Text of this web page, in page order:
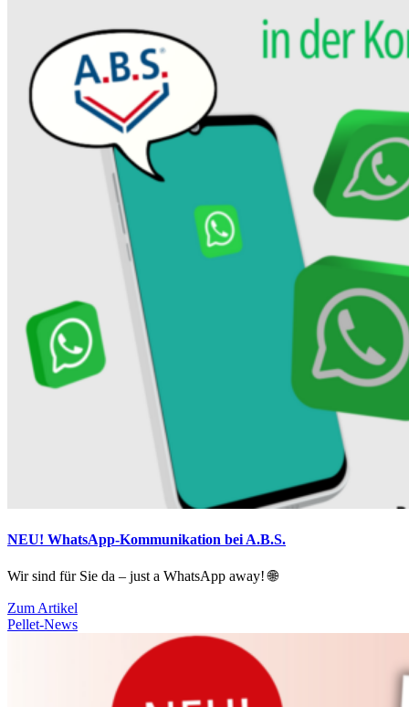
NEU! WhatsApp-Kommunikation bei A.B.S.
Wir sind für Sie da – just a WhatsApp away! 🌐
Zum Artikel
Pellet-News